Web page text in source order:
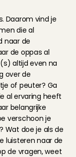
Daarom vind je
die al
naar de
de oppas al
altijd even na
over de
of peuter? Ga
al ervaring heeft
belangrijke
verschoon je
Wat doe je als de
luisteren naar de
de vragen, weet